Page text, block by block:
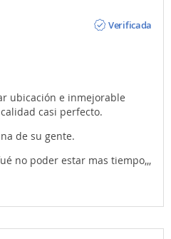
Verificada
ubicación e inmejorable
casi perfecto.
de su gente.
no poder estar mas tiempo,,,